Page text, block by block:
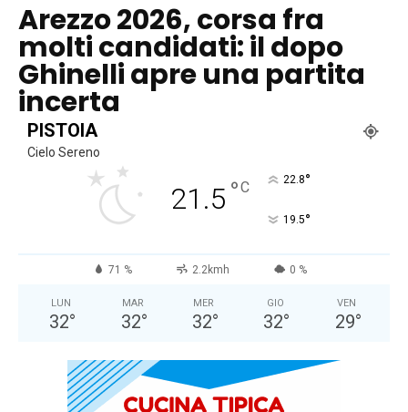
Arezzo 2026, corsa fra
molti candidati: il dopo
Ghinelli apre una partita
incerta
PISTOIA
Cielo Sereno
21.5 °C 22.8°
19.5°
71 % 2.2kmh 0 %
LUN
32°
MAR
32°
MER
32°
GIO
32°
VEN
29°